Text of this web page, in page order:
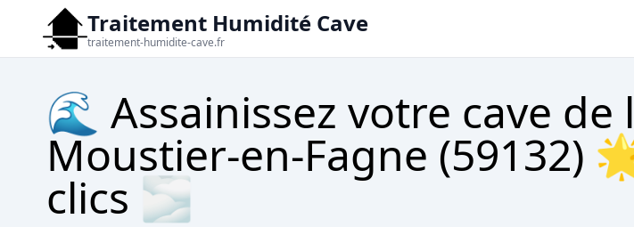
Traitement Humidité Cave
traitement-humidite-cave.fr
🌊 Assainissez votre cave
Moustier-en-Fagne (59132)
clics 🌫